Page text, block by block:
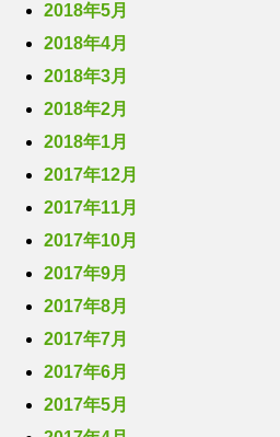
2018年5月
2018年4月
2018年3月
2018年2月
2018年1月
2017年12月
2017年11月
2017年10月
2017年9月
2017年8月
2017年7月
2017年6月
2017年5月